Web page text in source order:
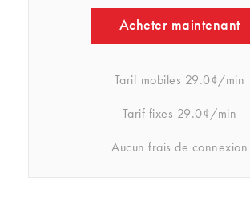
Acheter maintenant
Tarif mobiles 29.0¢/min
Tarif fixes 29.0¢/min
Aucun frais de connexion